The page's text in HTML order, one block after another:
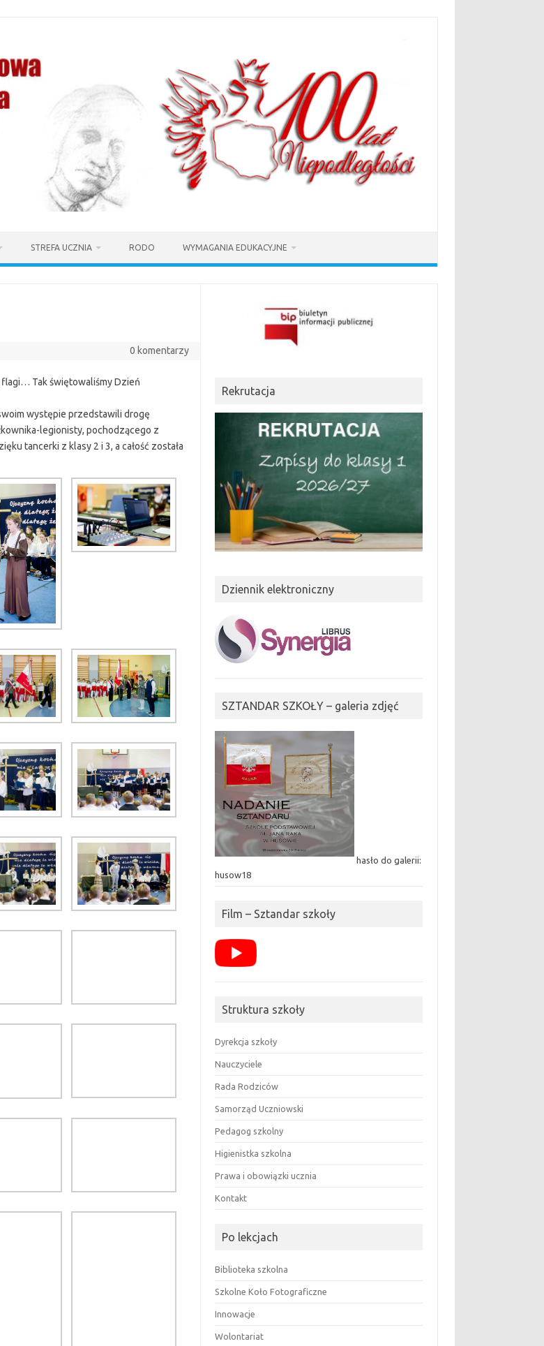
STREFA UCZNIA RODO WYMAGANIA EDUKACYJNE
0 komentarzy
Tak świętowaliśmy Dzień
występie przedstawili drogę
legionisty, pochodzącego z
tancerki z klasy 2 i 3, a całość została
Rekrutacja
Dziennik elektroniczny
SZTANDAR SZKOŁY – galeria zdjęć
hasło do galerii:
husow18
Film – Sztandar szkoły
Struktura szkoły
Dyrekcja szkoły
Nauczyciele
Rada Rodziców
Samorząd Uczniowski
Pedagog szkolny
Higienistka szkolna
Prawa i obowiązki ucznia
Kontakt
Po lekcjach
Biblioteka szkolna
Szkolne Koło Fotograficzne
Innowacje
Wolontariat